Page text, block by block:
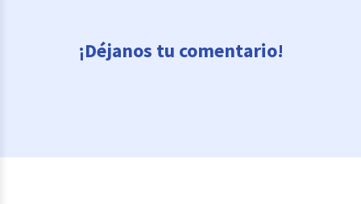
¡Déjanos tu comentario!